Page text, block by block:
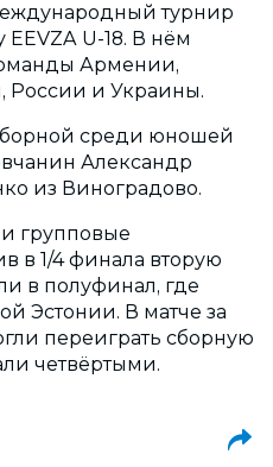
турнир
U-18. В нём
Армении,
России и Украины.
среди юношей
Александр
из Виноградово.
групповые
в 1/4 финала вторую
в полуфинал, где
Эстонии. В матче за
переиграть сборную
четвёртыми.